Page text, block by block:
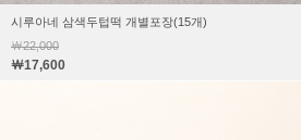
시루아네 삼색두텁떡 개별포장(15개)
￦22,000
￦17,600